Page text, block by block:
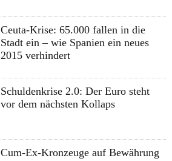
Ceuta-Krise: 65.000 fallen in die
Stadt ein – wie Spanien ein neues
2015 verhindert
Schuldenkrise 2.0: Der Euro steht
vor dem nächsten Kollaps
Cum-Ex-Kronzeuge auf Bewährung